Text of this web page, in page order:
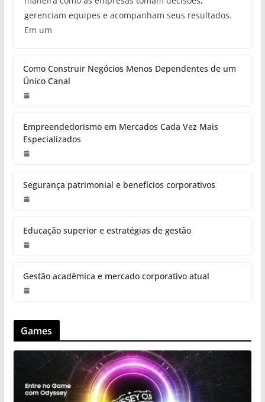
gerenciam equipes e acompanham seus resultados.
Em um
Como Construir Negócios Menos Dependentes de um
Único Canal
Empreendedorismo em Mercados Cada Vez Mais
Especializados
Segurança patrimonial e benefícios corporativos
Educação superior e estratégias de gestão
Gestão acadêmica e mercado corporativo atual
Games